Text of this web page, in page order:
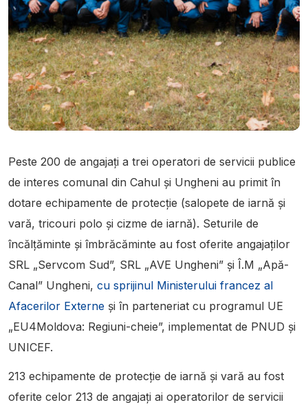
Peste 200 de angajați a trei operatori de servicii publice
de interes comunal din Cahul și Ungheni au primit în
dotare echipamente de protecție (salopete de iarnă și
vară, tricouri polo și cizme de iarnă). Seturile de
încălțăminte și îmbrăcăminte au fost oferite angajaților
SRL „Servcom Sud”, SRL „AVE Ungheni” și Î.M „Apă-
Canal” Ungheni, cu sprijinul Ministerului francez al
Afacerilor Externe și în parteneriat cu programul UE
„EU4Moldova: Regiuni-cheie”, implementat de PNUD și
UNICEF.
213 echipamente de protecție de iarnă și vară au fost
oferite celor 213 de angajați ai operatorilor de servicii